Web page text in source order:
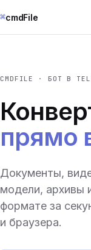
⌘cmdFile
CMDFILE · БОТ В
прямо
Документы,
модели, архивы
формате за
и браузера.